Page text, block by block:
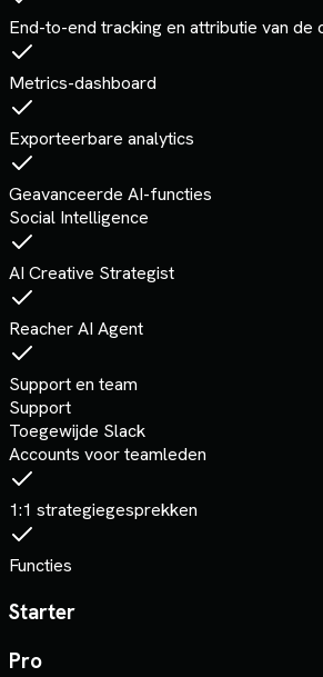
End-to-end tracking en attributie van de
Metrics-dashboard
Exporteerbare analytics
Geavanceerde AI-functies
Social Intelligence
AI Creative Strategist
Reacher AI Agent
Support en team
Support
Toegewijde Slack
Accounts voor teamleden
1:1 strategiegesprekken
Functies
Starter
Pro